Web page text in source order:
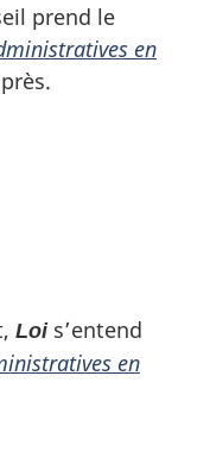
d
g
e
prend le
en
Lois’entend
en